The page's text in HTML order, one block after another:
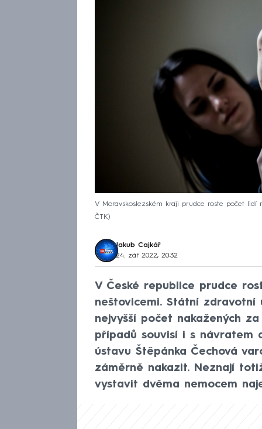
V Moravskoslezském kraji prudce roste počet lidí
ČTK
Jakub Cajkář
24. zář 2022, 20:32
V České republice prudce
neštovicemi. Státní zdravotní
nejvyšší počet nakažených
případů souvisí i s návratem
ústavu Štěpánka Čechová
záměrně nakazit. Neznají
vystavit dvěma nemocem